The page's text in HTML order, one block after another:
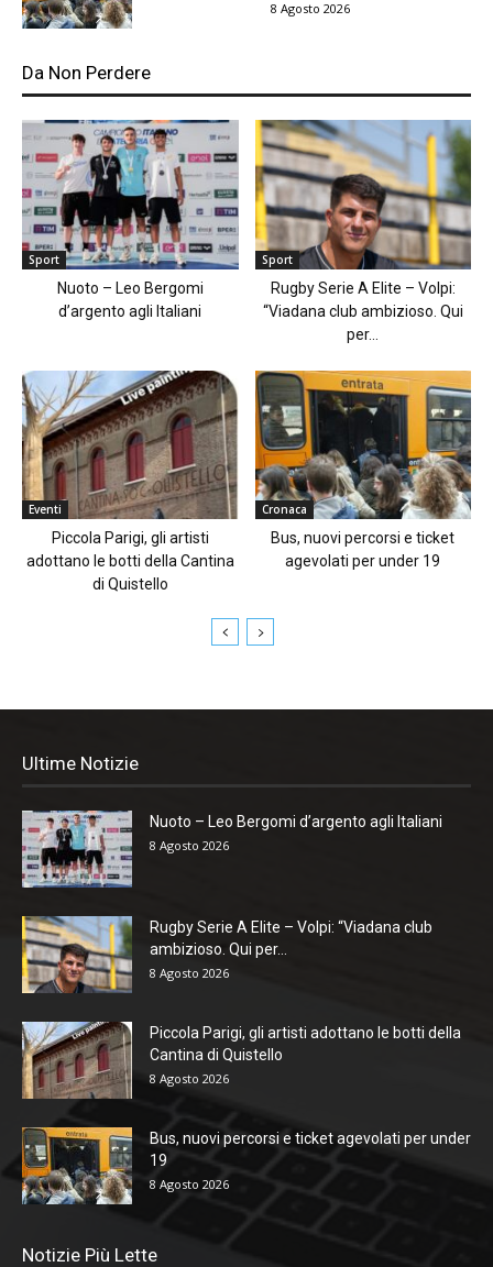
8 Agosto 2026
Da Non Perdere
Sport
Nuoto – Leo Bergomi
d’argento agli Italiani
Sport
Rugby Serie A Elite – Volpi:
“Viadana club ambizioso. Qui
per...
Eventi
Piccola Parigi, gli artisti
adottano le botti della Cantina
di Quistello
Cronaca
Bus, nuovi percorsi e ticket
agevolati per under 19
Ultime Notizie
Nuoto – Leo Bergomi d’argento agli Italiani
8 Agosto 2026
Rugby Serie A Elite – Volpi: “Viadana club
ambizioso. Qui per...
8 Agosto 2026
Piccola Parigi, gli artisti adottano le botti della
Cantina di Quistello
8 Agosto 2026
Bus, nuovi percorsi e ticket agevolati per under
19
8 Agosto 2026
Notizie Più Lette